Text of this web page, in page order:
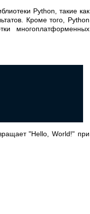
Python, такие как
Кроме того, Python
многоплатформенных
"Hello, World!" при